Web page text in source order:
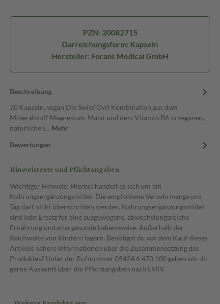
PZN: 20082715
Darreichungsform: Kapseln
Hersteller: Forans Medical GmbH
Beschreibung
30 Kapseln, vegan Die Swiss‘Ovit Kombination aus dem
Mineralstoff Magnesium-Malat und dem Vitamin B6 in veganen,
natürlichen… Mehr
Bewertungen
Hinweistexte und Pflichtangaben
Wichtiger Hinweis: Hierbei handelt es sich um ein
Nahrungsergänzungsmittel. Die empfohlene Verzehrmenge pro
Tag darf nicht überschritten werden. Nahrungsergänzungsmittel
sind kein Ersatz für eine ausgewogene, abwechslungsreiche
Ernährung und eine gesunde Lebensweise. Außerhalb der
Reichweite von Kindern lagern. Benötigst du vor dem Kauf dieses
Artikels nähere Informationen über die Zusammensetzung des
Produktes? Unter der Rufnummer 05424 6 470 100 geben wir dir
gerne Auskunft über die Pflichtangaben nach LMIV.